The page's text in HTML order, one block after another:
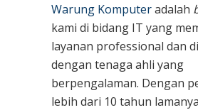
Warung Komputeradalah
kami di bidang IT yang
layanan professional dan
dengan tenaga ahli yang
berpengalaman. Dengan
lebih dari 10 tahun